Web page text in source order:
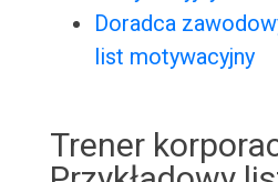
Doradca
list motywacyjny
Trener